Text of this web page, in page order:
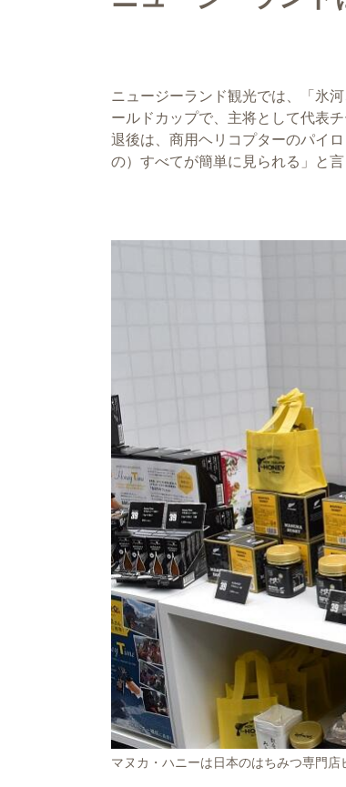
ニュージーランド観光では、「氷
ールドカップで、主将として代表
退後は、商用ヘリコプターのパイ
の）すべてが簡単に見られる」と言
マヌカ・ハニーは日本のはちみつ専門